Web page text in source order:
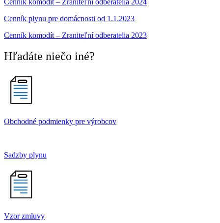
Cenník komodít – Zraniteľní odberatelia 2024
Cenník plynu pre domácnosti od 1.1.2023
Cenník komodít – Zraniteľní odberatelia 2023
Hľadáte niečo iné?
Obchodné podmienky pre výrobcov
Sadzby plynu
Vzor zmluvy